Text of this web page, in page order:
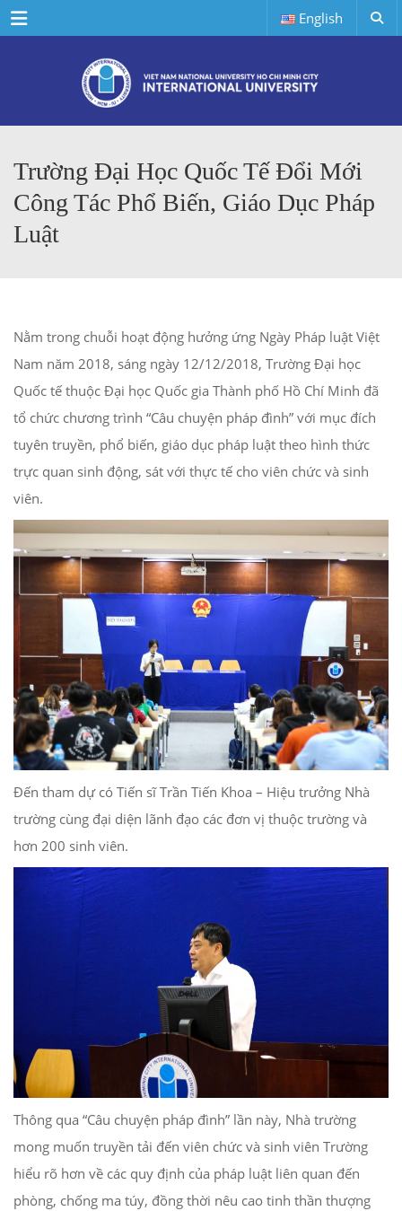
Menu English
Trường Đại Học Quốc Tế Đổi Mới
Công Tác Phổ Biến, Giáo Dục Pháp
Luật
Nằm trong chuỗi hoạt động hưởng ứng Ngày Pháp luật Việt
Nam năm 2018, sáng ngày 12/12/2018, Trường Đại học
Quốc tế thuộc Đại học Quốc gia Thành phố Hồ Chí Minh đã
tổ chức chương trình “Câu chuyện pháp đình” với mục đích
tuyên truyền, phổ biến, giáo dục pháp luật theo hình thức
trực quan sinh động, sát với thực tế cho viên chức và sinh
viên.
Đến tham dự có Tiến sĩ Trần Tiến Khoa – Hiệu trưởng Nhà
trường cùng đại diện lãnh đạo các đơn vị thuộc trường và
hơn 200 sinh viên.
Thông qua “Câu chuyện pháp đình” lần này, Nhà trường
mong muốn truyền tải đến viên chức và sinh viên Trường
hiểu rõ hơn về các quy định của pháp luật liên quan đến
phòng, chống ma túy, đồng thời nêu cao tinh thần thượng